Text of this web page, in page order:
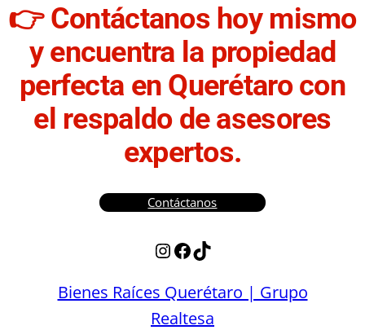
👉Contáctanos hoy mismo
y encuentra la propiedad
perfecta en Querétaro con
el respaldo de asesores
expertos.
Contáctanos
Instagram
Facebook
TikTok
Bienes Raíces Querétaro | Grupo
Realtesa